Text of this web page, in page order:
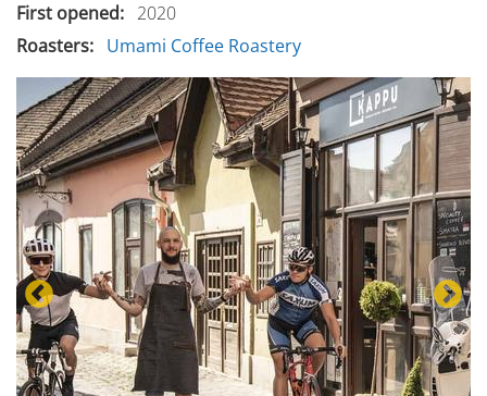
First opened
2020
Roasters
Umami Coffee Roastery